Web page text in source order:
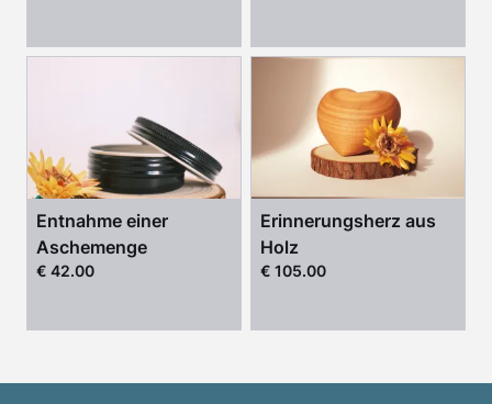
Entnahme einer
Aschemenge
€ 42.00
Erinnerungsherz aus
Holz
€ 105.00